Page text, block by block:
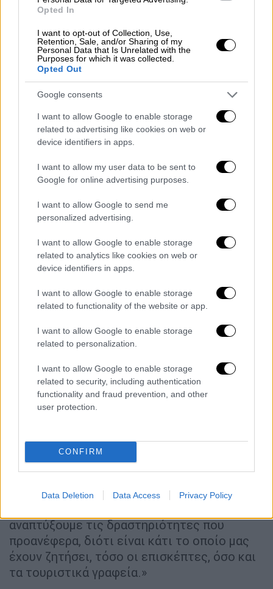
Opted In
I want to opt-out of Collection, Use,
Retention, Sale, and/or Sharing of my
Personal Data that Is Unrelated with the
Purposes for which it was collected.
Opted Out
Google consents
I want to allow Google to enable storage
related to advertising like cookies on web or
device identifiers in apps.
I want to allow my user data to be sent to
Google for online advertising purposes.
I want to allow Google to send me
personalized advertising.
I want to allow Google to enable storage
related to analytics like cookies on web or
device identifiers in apps.
I want to allow Google to enable storage
related to functionality of the website or app.
I want to allow Google to enable storage
related to personalization.
I want to allow Google to enable storage
related to security, including authentication
functionality and fraud prevention, and other
user protection.
CONFIRM
Data Deletion Data Access Privacy Policy
συντηρηθούν κτίρια, θα κατασκευαστεί
νέοι χιονοστρωτήρες.» Επίσης, προβλέπεται
η προμήθεια συστήματος ηλεκτρονικής
έκδοσης εισιτηρίων και βοηθητικών
συστημάτων, καθώς παρεμβάσεις
ανασχεδιασμού στις πίστες.
Σχετικά με τα οφέλη που αναμένεται να
προκύψουν, ο Γιώργος Λαζουράς λέει στο
χιονοδρομικού σημαίνει “ζωή”, κίνηση,
επαγγελματική δραστηριότητα, τουριστική
και περιβαλλοντική ανάπτυξη, διότι μέσα
από την αναβάθμιση στόχος είναι το
χιονοδρομικό κέντρο να μη λειτουργεί μόνο
τη χειμερινή περίοδο, αλλά για μεγαλύτερο
χρονικό διάστημα, δηλαδή ακόμα και το
Όπως εξηγεί στη συνέχεια, «με τη λειτουργία
των σύγχρονων, γρήγορων και ασφαλών
αναβατήρων όσοι θα φθάνουν στο
μήνες θα έχουν τη δυνατότητα να κάνουν μία
βόλτα, ή να επισκέπτονται στην κορυφή του
Χελμού και τις εγκαταστάσεις όπου
άλλες δραστηριότητες, όπως το ποδήλατο
βουνού.»
Μάλιστα, όπως αναφέρει σε αυτό το σημείο
αναπτύξουμε τις δραστηριότητες που
προανέφερα, διότι είναι κάτι το οποίο μας
έχουν ζητήσει, τόσο οι επισκέπτες, όσο και
τα τουριστικά γραφεία.»